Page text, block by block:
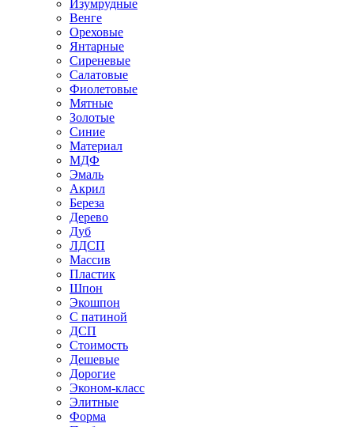
Изумрудные
Венге
Ореховые
Янтарные
Сиреневые
Салатовые
Фиолетовые
Мятные
Золотые
Синие
Материал
МДФ
Эмаль
Акрил
Береза
Дерево
Дуб
ЛДСП
Массив
Пластик
Шпон
Экошпон
С патиной
ДСП
Стоимость
Дешевые
Дорогие
Эконом-класс
Элитные
Форма